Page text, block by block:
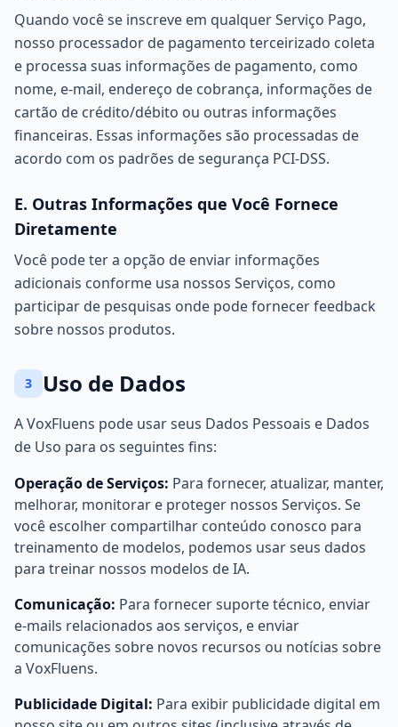
Quando você se inscreve em qualquer Serviço Pago,
nosso processador de pagamento terceirizado coleta
e processa suas informações de pagamento, como
nome, e-mail, endereço de cobrança, informações de
cartão de crédito/débito ou outras informações
financeiras. Essas informações são processadas de
acordo com os padrões de segurança PCI-DSS.
E. Outras Informações que Você Fornece
Diretamente
Você pode ter a opção de enviar informações
adicionais conforme usa nossos Serviços, como
participar de pesquisas onde pode fornecer feedback
sobre nossos produtos.
3 Uso de Dados
A VoxFluens pode usar seus Dados Pessoais e Dados
de Uso para os seguintes fins:
Operação de Serviços: Para fornecer, atualizar, manter,
melhorar, monitorar e proteger nossos Serviços. Se
você escolher compartilhar conteúdo conosco para
treinamento de modelos, podemos usar seus dados
para treinar nossos modelos de IA.
Comunicação: Para fornecer suporte técnico, enviar
e-mails relacionados aos serviços, e enviar
comunicações sobre novos recursos ou notícias sobre
a VoxFluens.
Publicidade Digital: Para exibir publicidade digital em